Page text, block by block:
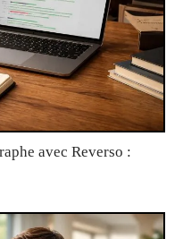
avec Reverso :